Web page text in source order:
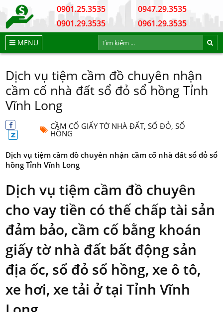
0901.25.3535
0901.29.3535
0947.29.3535
0961.29.3535
MENU
Dịch vụ tiệm cầm đồ chuyên nhận
cầm cố nhà đất sổ đỏ sổ hồng Tỉnh
Vĩnh Long
CẦM CỐ GIẤY TỜ NHÀ ĐẤT, SỔ ĐỎ, SỔ
HỒNG
Dịch vụ tiệm cầm đồ chuyên nhận cầm cố nhà đất sổ đỏ sổ
hồng Tỉnh Vĩnh Long
Dịch vụ tiệm cầm đồ chuyên
cho vay tiền có thế chấp tài sản
đảm bảo, cầm cố bằng khoán
giấy tờ nhà đất bất động sản
địa ốc, sổ đỏ sổ hồng, xe ô tô,
xe hơi, xe tải ở tại Tỉnh Vĩnh